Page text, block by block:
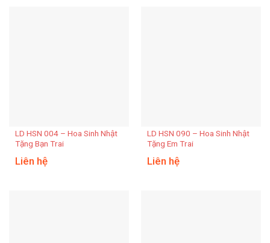
LD HSN 004 – Hoa Sinh Nhật
Tặng Bạn Trai
Liên hệ
LD HSN 090 – Hoa Sinh Nhật
Tặng Em Trai
Liên hệ